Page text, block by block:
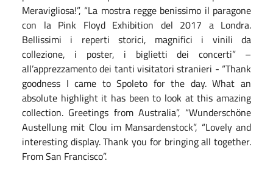
Meravigliosa!”, “La mostra regge benissimo il paragone
con la Pink Floyd Exhibition del 2017 a Londra.
Bellissimi i reperti storici, magnifici i vinili da
collezione, i poster, i biglietti dei concerti” –
all’apprezzamento dei tanti visitatori stranieri - “Thank
goodness I came to Spoleto for the day. What an
absolute highlight it has been to look at this amazing
collection. Greetings from Australia”, “Wunderschöne
Austellung mit Clou im Mansardenstock”, “Lovely and
interesting display. Thank you for bringing all together.
From San Francisco”.